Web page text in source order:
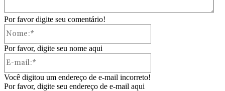
Por favor digite seu comentário!
Por favor, digite seu nome aqui
Você digitou um endereço de e-mail incorreto!
Por favor, digite seu endereço de e-mail aqui